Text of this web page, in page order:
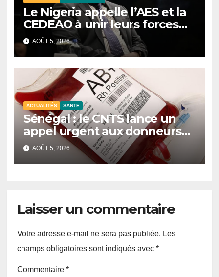
Le Nigeria appelle l’AES et la
CEDEAO à unir leurs forces
contre le terrorisme
AOÛT 5, 2026
ACTUALITÉS SANTE
Sénégal : le CNTS lance un
appel urgent aux donneurs
face à une pénurie de sang.
AOÛT 5, 2026
Laisser un commentaire
Votre adresse e-mail ne sera pas publiée. Les
champs obligatoires sont indiqués avec *
Commentaire *